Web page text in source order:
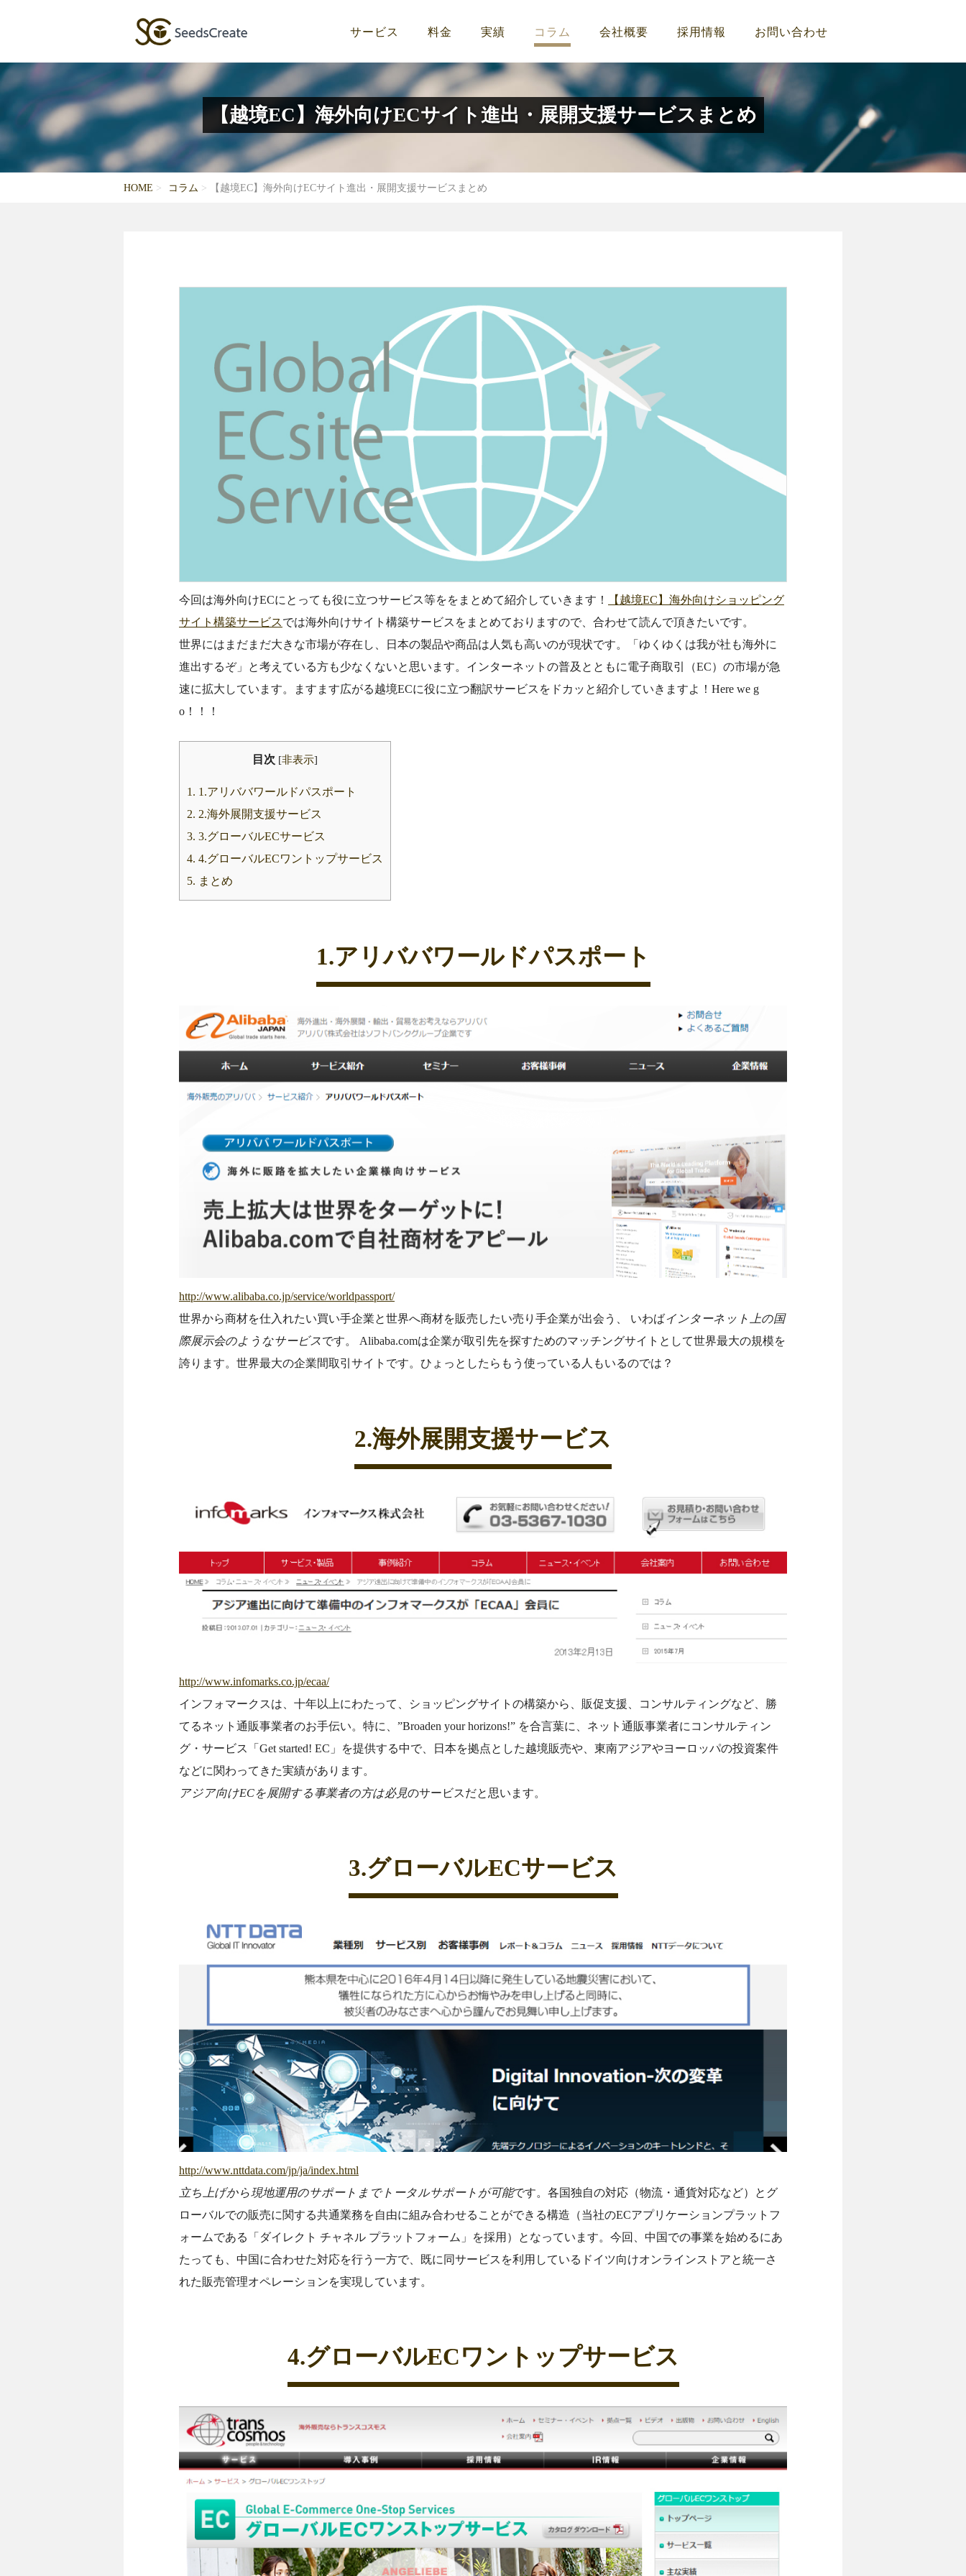
サービス 料金 実績 コラム 会社概要 採用情報 お問い合わせ
【越境EC】海外向けECサイト進出・展開支援サービスまとめ
HOME コラム 【越境EC】海外向けECサイト進出・展開支援サービスまとめ
今回は海外向けECにとっても役に立つサービス等ををまとめて紹介していきます！
【越境EC】海外向けショッピング
サイト構築サービスでは海外向けサイト構築サービスをまとめておりますので、合わせて読んで頂きたいです。
世界にはまだまだ大きな市場が存在し、日本の製品や商品は人気も高いのが現状です。「ゆくゆくは我が社も海外に
進出するぞ」と考えている方も少なくないと思います。インターネットの普及とともに電子商取引（EC）の市場が急
速に拡大しています。ますます広がる越境ECに役に立つ翻訳サービスをドカッと紹介していきますよ！Here we g
o！！！
目次 [非表示]
1. 1.アリババワールドパスポート
2. 2.海外展開支援サービス
3. 3.グローバルECサービス
4. 4.グローバルECワントップサービス
5. まとめ
1.アリババワールドパスポート
http://www.alibaba.co.jp/service/worldpassport/
世界から商材を仕入れたい買い手企業と世界へ商材を販売したい売り手企業が出会う、 いわばインターネット上の国
際展示会のようなサービスです。 Alibaba.comは企業が取引先を探すためのマッチングサイトとして世界最大の規模を
誇ります。世界最大の企業間取引サイトです。ひょっとしたらもう使っている人もいるのでは？
2.海外展開支援サービス
http://www.infomarks.co.jp/ecaa/
インフォマークスは、十年以上にわたって、ショッピングサイトの構築から、販促支援、コンサルティングなど、勝
てるネット通販事業者のお手伝い。特に、”Broaden your horizons!” を合言葉に、ネット通販事業者にコンサルティン
グ・サービス「Get started! EC」を提供する中で、日本を拠点とした越境販売や、東南アジアやヨーロッパの投資案件
などに関わってきた実績があります。
アジア向けECを展開する事業者の方は必見のサービスだと思います。
3.グローバルECサービス
http://www.nttdata.com/jp/ja/index.html
立ち上げから現地運用のサポートまでトータルサポートが可能です。各国独自の対応（物流・通貨対応など）とグ
ローバルでの販売に関する共通業務を自由に組み合わせることができる構造（当社のECアプリケーションプラットフ
ォームである「ダイレクト チャネル プラットフォーム」を採用）となっています。今回、中国での事業を始めるにあ
たっても、中国に合わせた対応を行う一方で、既に同サービスを利用しているドイツ向けオンラインストアと統一さ
れた販売管理オペレーションを実現しています。
4.グローバルECワントップサービス